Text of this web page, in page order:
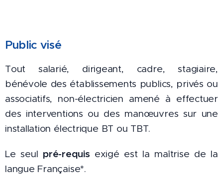
Public visé
Tout salarié, dirigeant, cadre, stagiaire,
bénévole des établissements publics, privés ou
associatifs, non-électricien amené à effectuer
des interventions ou des manœuvres sur une
installation électrique BT ou TBT.
Le seul pré-requis exigé est la maîtrise de la
langue Française*.